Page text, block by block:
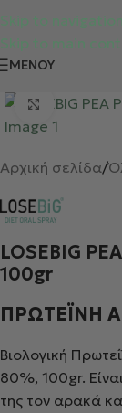
Skip to navigation
Skip to main
ΜΕΝΟΎ
Κλικ για
Αρχική σελίδα/
LOSEBIG
100gr
ΠΡΩΤΕΪΝΗ
Βιολογική
80%, 100gr.
της τον αρακά